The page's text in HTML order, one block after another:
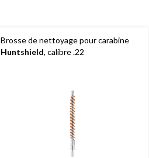
Brosse de nettoyage pour carabine
Huntshield, calibre .22